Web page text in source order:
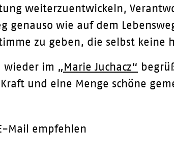
weiterzuentwickeln,
genauso wie auf dem
zu geben, die selbst keine
wieder im „Marie Juchacz“
und eine Menge schöne
Mail empfehlen